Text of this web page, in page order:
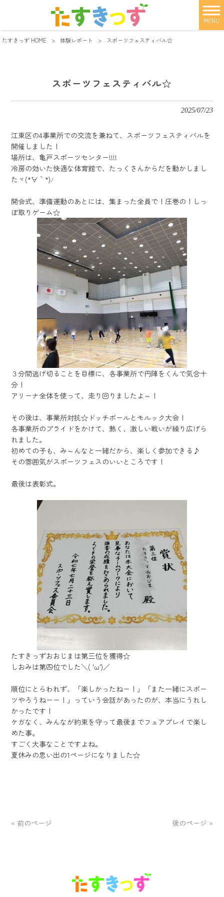
MENU
たすきっず HOME > 体験レポート > スポーツフェスティバル☆
スポーツフェスティバル☆
2025/07/23
江東区の4事業所での交流を兼ねて、スポーツフェスティバルを
開催しました！
場所は、亀戸スポーツセンター!!!!
冷房の効いた快適な体育館で、たっくさんからだを動かしまし
たヾ(*´∀｀*)ﾉ
開会式、準備運動のあとには、集まった全員で！圧巻の！しっ
ぽ取りゲーム☆
３分間逃げ切ることを目標に、各事業所で円陣をくんで気合十
分！
アリーナ全体を使って、走り回りましたよ～！
その後は、事業所対抗☆ドッチボールとモルック大会！
各事業所のプライドをかけて、熱く、激しい戦いが繰り広げら
れました。
初めての子も、み～んなと一緒だから、楽しく参加できる♪
その雰囲気がスポーツフェスのいいところです！
最後は表彰式。
たすきっずおおじまは第三位を獲得☆
しおみは第四位でした＼( 'ω')／
順位にとらわれず、「楽しかったねー！」「また一緒にスポー
ツやろうねーー！」っていう会話があったのが、本当にうれし
かったです！
ケガなく、みんなが約束を守って最後までフェアプレイで楽し
めた事。
すごく大事なことですよね。
夏休みの思い出の1ページになりました☆
« 前のページ 後のページ »